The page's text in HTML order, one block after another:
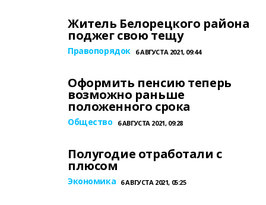
Житель Белорецкого района
поджег свою тещу
Правопорядок 6 АВГУСТА 2021, 09:44
Оформить пенсию теперь
возможно раньше
положенного срока
Общество 6 АВГУСТА 2021, 09:28
Полугодие отработали с
плюсом
Экономика 6 АВГУСТА 2021, 05:25